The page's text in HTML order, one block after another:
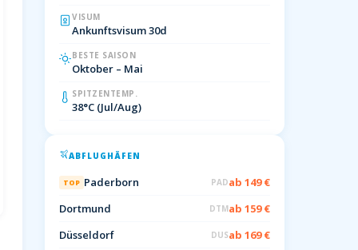
VISUM
Ankunftsvisum 30d
BESTE SAISON
Oktober – Mai
SPITZENTEMP.
38°C (Jul/Aug)
ABFLUGHÄFEN
TOP Paderborn PADab 149 €
Dortmund
DTMab 159 €
Düsseldorf
DUSab 169 €